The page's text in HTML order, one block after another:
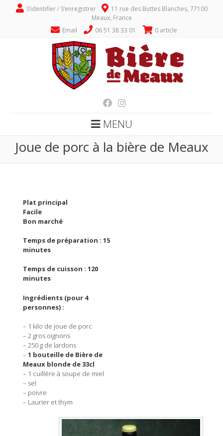
S’identifier / S’enregistrer
11 rue des Buttes Blanches, 77100
Meaux, France
Email
06 51 38 33 01 0 article
MENU
Joue de porc à la bière de Meaux
Plat principal
Facile
Bon marché
Temps de préparation : 15
minutes
Temps de cuisson : 120
minutes
Ingrédients (pour 4
personnes) :
– 1 kilo de joue de porc
– 2 gros oignons
– 250 g de lardons
– 1 bouteille de Bière de
Meaux blonde de 33cl
– 1 cuillère à soupe de miel
– sel
– poivre
– Laurier et thym